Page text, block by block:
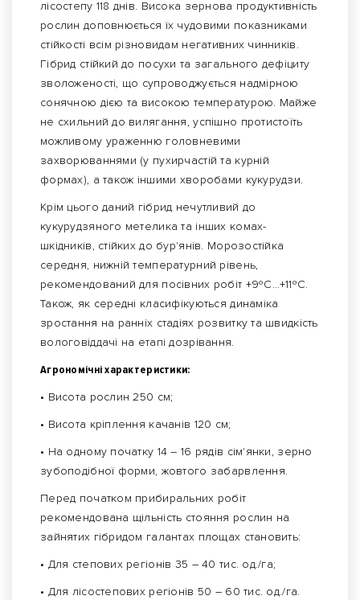
лісостепу 118 днів. Висока зернова продуктивність
рослин доповнюється їх чудовими показниками
стійкості всім різновидам негативних чинників.
Гібрид стійкий до посухи та загального дефіциту
зволоженості, що супроводжується надмірною
сонячною дією та високою температурою. Майже
не схильний до вилягання, успішно протистоїть
можливому ураженню головневими
захворюваннями (у пухирчастій та курній
формах), а також іншими хворобами кукурудзи.
Крім цього даний гібрид нечутливий до
кукурудзяного метелика та інших комах-
шкідників, стійких до бур'янів. Морозостійка
середня, нижній температурний рівень,
рекомендований для посівних робіт +9ºС…+11ºС.
Також, як середні класифікуються динаміка
зростання на ранніх стадіях розвитку та швидкість
вологовіддачі на етапі дозрівання.
Агрономічні характеристики:
• Висота рослин 250 см;
• Висота кріплення качанів 120 см;
• На одному початку 14 – 16 рядів сім'янки, зерно
зубоподібної форми, жовтого забарвлення.
Перед початком прибиральних робіт
рекомендована щільність стояння рослин на
зайнятих гібридом галантах площах становить:
• Для степових регіонів 35 – 40 тис. од./га;
• Для лісостепових регіонів 50 – 60 тис. од./га.